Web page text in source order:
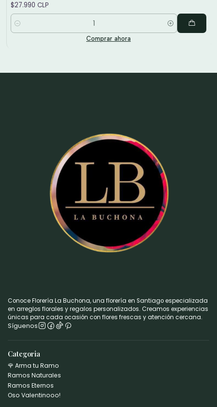
$27.990 CLP
Cantidad
Comprar ahora
Conoce Florería La Buchona, una florería en Santiago especializada
en arreglos florales y regalos personalizados. Creamos experiencias
únicas para cada ocasión con flores frescas y atención cercana.
Síguenos
Categoria
🌹 Arma tu Ramo
Ramos Naturales
Ramos Eternos
Oso Valentinooo!